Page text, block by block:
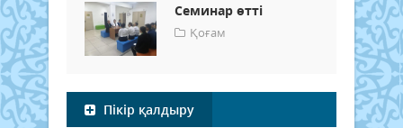
Семинар өтті
Қоғам
Пікір қалдыру